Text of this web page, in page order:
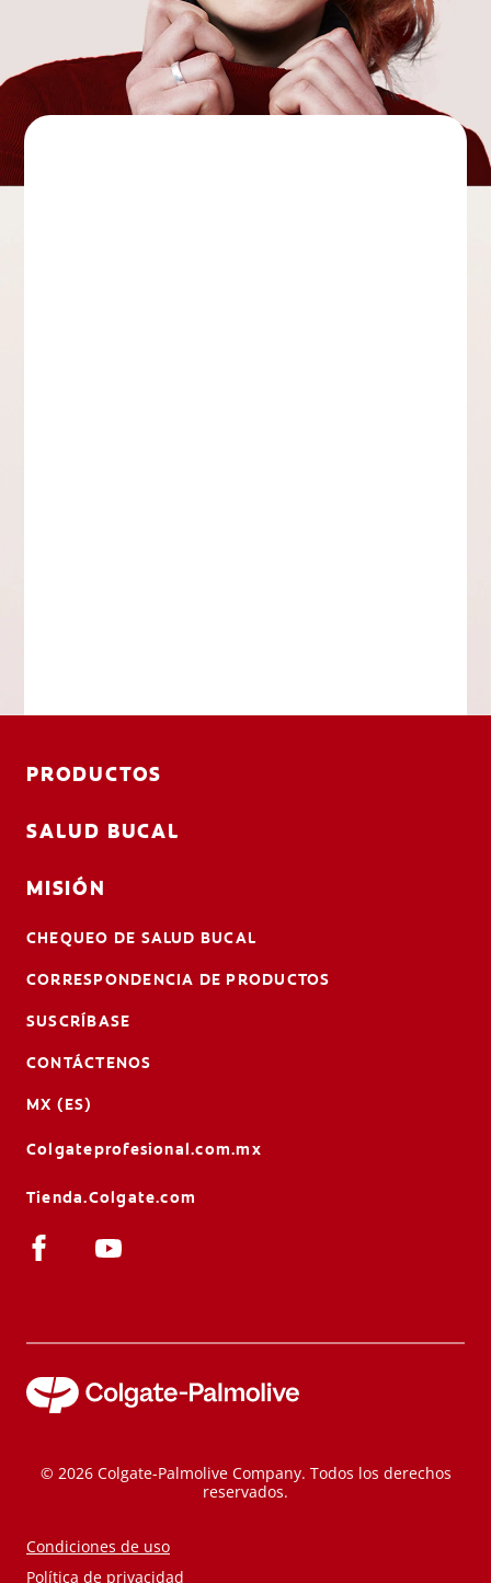
PRODUCTOS
SALUD BUCAL
MISIÓN
CHEQUEO DE SALUD BUCAL
CORRESPONDENCIA DE PRODUCTOS
SUSCRÍBASE
CONTÁCTENOS
MX (ES)
Colgateprofesional.com.mx
Tienda.Colgate.com
© 2026 Colgate-Palmolive Company. Todos los derechos
reservados.
Condiciones de uso
Política de privacidad